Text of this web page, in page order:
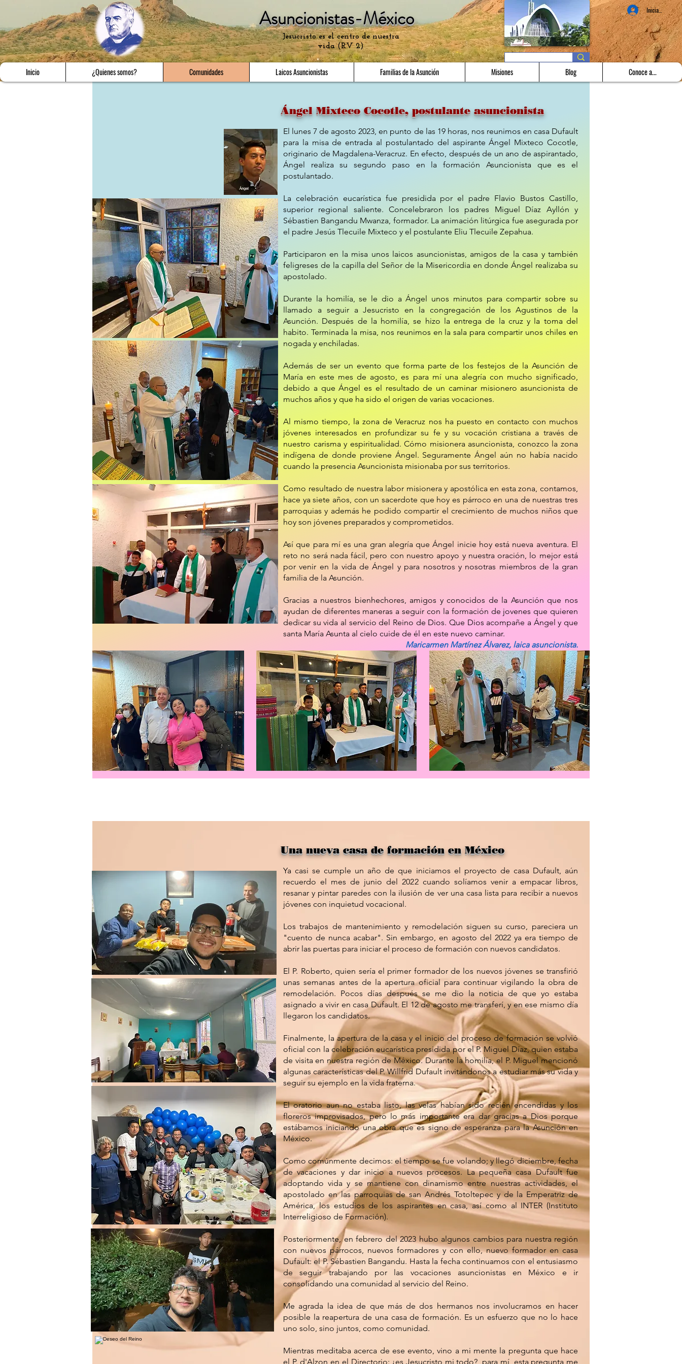
Asuncionistas-México
Jesucristo es el centro de nuestra
vida (RV 2)
Inicio ¿Quienes somos? Comunidades Laicos Asuncionistas Familias de la Asunción Misiones Blog Conoce a...
Iniciar sesión
Ángel Mixteco Cocotle, postulante asuncionista
El lunes 7 de agosto 2023, en punto de las 19 horas, nos reunimos en casa Dufault
para la misa de entrada al postulantado del aspirante Ángel Mixteco Cocotle,
originario de Magdalena-Veracruz. En efecto, después de un ano de aspirantado,
Ángel realiza su segundo paso en la formación Asuncionista que es el
postulantado.
La celebración eucarística fue presidida por el padre Flavio Bustos Castillo,
superior regional saliente. Concelebraron los padres Miguel Díaz Ayllón y
Sébastien Bangandu Mwanza, formador. La animación litúrgica fue asegurada por
el padre Jesús Tlecuile Mixteco y el postulante Eliu Tlecuile Zepahua.
Participaron en la misa unos laicos asuncionistas, amigos de la casa y también
feligreses de la capilla del Señor de la Misericordia en donde Ángel realizaba su
apostolado.
Durante la homilía, se le dio a Ángel unos minutos para compartir sobre su
llamado a seguir a Jesucristo en la congregación de los Agustinos de la
Asunción. Después de la homilía, se hizo la entrega de la cruz y la toma del
habito. Terminada la misa, nos reunimos en la sala para compartir unos chiles en
nogada y enchiladas.
Además de ser un evento que forma parte de los festejos de la Asunción de
María en este mes de agosto, es para mí una alegría con mucho significado,
debido a que Ángel es el resultado de un caminar misionero asuncionista de
muchos años y que ha sido el origen de varias vocaciones.
Al mismo tiempo, la zona de Veracruz nos ha puesto en contacto con muchos
jóvenes interesados en profundizar su fe y su vocación cristiana a través de
nuestro carisma y espiritualidad. Cómo misionera asuncionista, conozco la zona
indígena de donde proviene Ángel. Seguramente Ángel aún no había nacido
cuando la presencia Asuncionista misionaba por sus territorios.
Como resultado de nuestra labor misionera y apostólica en esta zona, contamos,
hace ya siete años, con un sacerdote que hoy es párroco en una de nuestras tres
parroquias y además he podido compartir el crecimiento de muchos niños que
hoy son jóvenes preparados y comprometidos.
Así que para mí es una gran alegría que Ángel inicie hoy está nueva aventura. El
reto no será nada fácil, pero con nuestro apoyo y nuestra oración, lo mejor está
por venir en la vida de Ángel y para nosotros y nosotras miembros de la gran
familia de la Asunción.
Gracias a nuestros bienhechores, amigos y conocidos de la Asunción que nos
ayudan de diferentes maneras a seguir con la formación de jovenes que quieren
dedicar su vida al servicio del Reino de Dios. Que Dios acompañe a Ángel y que
santa María Asunta al cielo cuide de él en este nuevo caminar.
Maricarmen Martínez Álvarez, laica asuncionista.
Una nueva casa de formación en México
Ya casi se cumple un año de que iniciamos el proyecto de casa Dufault, aún
recuerdo el mes de junio del 2022 cuando solíamos venir a empacar libros,
resanar y pintar paredes con la ilusión de ver una casa lista para recibir a nuevos
jóvenes con inquietud vocacional.
Los trabajos de mantenimiento y remodelación siguen su curso, pareciera un
"cuento de nunca acabar". Sin embargo, en agosto del 2022 ya era tiempo de
abrir las puertas para iniciar el proceso de formación con nuevos candidatos.
El P. Roberto, quien sería el primer formador de los nuevos jóvenes se transfirió
unas semanas antes de la apertura oficial para continuar vigilando la obra de
remodelación. Pocos días después se me dio la noticia de que yo estaba
asignado a vivir en casa Dufault. El 12 de agosto me transferí, y en ese mismo día
llegaron los candidatos.
Finalmente, la apertura de la casa y el inicio del proceso de formación se volvió
oficial con la celebración eucarística presidida por el P. Miguel Díaz, quien estaba
de visita en nuestra región de México. Durante la homilía, el P. Miguel mencionó
algunas características del P. Willfrid Dufault invitándonos a estudiar más su vida y
seguir su ejemplo en la vida fraterna.
El oratorio aun no estaba listo, las velas habían sido recién encendidas y los
floreros improvisados, pero lo más importante era dar gracias a Dios porque
estábamos iniciando una obra que es signo de esperanza para la Asunción en
México.
Como comúnmente decimos: el tiempo se fue volando; y llegó diciembre, fecha
de vacaciones y dar inicio a nuevos procesos. La pequeña casa Dufault fue
adoptando vida y se mantiene con dinamismo entre nuestras actividades, el
apostolado en las parroquias de san Andrés Totoltepec y de la Emperatriz de
América, los estudios de los aspirantes en casa, así como al INTER (Instituto
Interreligioso de Formación).
Posteriormente, en febrero del 2023 hubo algunos cambios para nuestra región
con nuevos párrocos, nuevos formadores y con ello, nuevo formador en casa
Dufault: el P. Sébastien Bangandu. Hasta la fecha continuamos con el entusiasmo
de seguir trabajando por las vocaciones asuncionistas en México e ir
consolidando una comunidad al servicio del Reino.
Me agrada la idea de que más de dos hermanos nos involucramos en hacer
posible la reapertura de una casa de formación. Es un esfuerzo que no lo hace
uno solo, sino juntos, como comunidad.
Mientras meditaba acerca de ese evento, vino a mi mente la pregunta que hace
el P. d'Alzon en el Directorio: ¿es Jesucristo mi todo?, para mí, esta pregunta me